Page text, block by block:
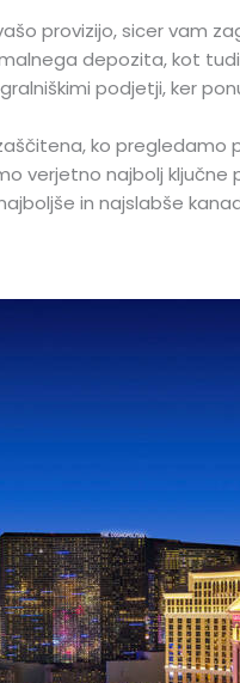
provizijo, sicer vam
depozita, kot
podjetji, ker
ko pregledamo
verjetno najbolj
in najslabše